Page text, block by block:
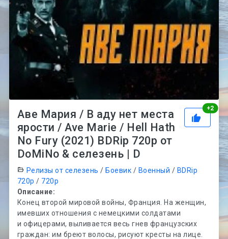
+2
Аве Мария / В аду нет места
ярости / Ave Marie / Hell Hath
No Fury (2021) BDRip 720p от
DoMiNo & селезень | D
Релизы от селезень / Боевик / Военный / BDRip
720p / 720p
Описание:
Конец второй мировой войны, Франция. На женщин,
имевших отношения с немецкими солдатами
и офицерами, выливается весь гнев французских
граждан: им бреют волосы, рисуют кресты на лице.